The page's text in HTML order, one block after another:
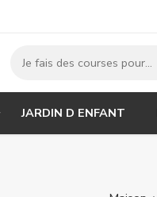
JARDIN D ENFANT